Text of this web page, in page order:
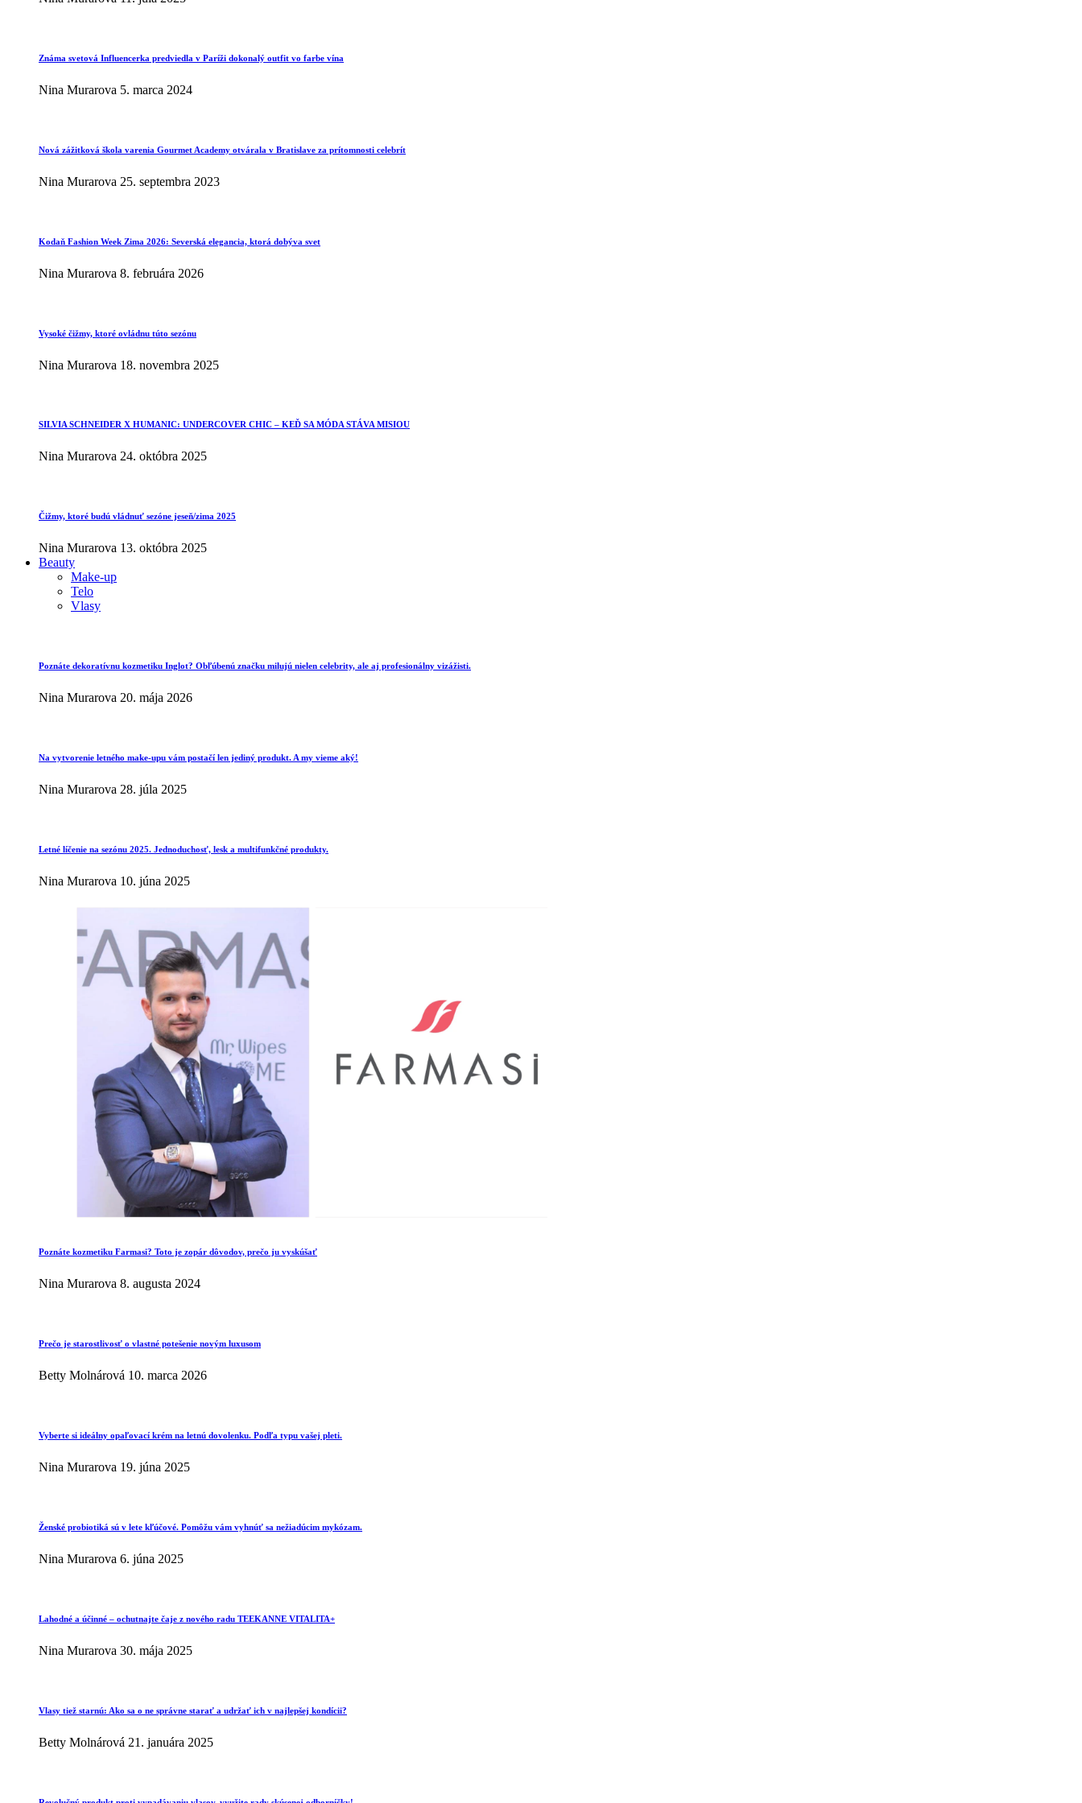
Známa svetová Influencerka predviedla v Paríži dokonalý outfit vo farbe vína
Nina Murarova 5. marca 2024
Nová zážitková škola varenia Gourmet Academy otvárala v Bratislave za prítomnosti celebrít
Nina Murarova 25. septembra 2023
Kodaň Fashion Week Zima 2026: Severská elegancia, ktorá dobýva svet
Nina Murarova 8. februára 2026
Vysoké čižmy, ktoré ovládnu túto sezónu
Nina Murarova 18. novembra 2025
SILVIA SCHNEIDER X HUMANIC: UNDERCOVER CHIC – KEĎ SA MÓDA STÁVA MISIOU
Nina Murarova 24. októbra 2025
Čižmy, ktoré budú vládnuť sezóne jeseň/zima 2025
Nina Murarova 13. októbra 2025
Beauty
Make-up
Telo
Vlasy
Poznáte dekoratívnu kozmetiku Inglot? Obľúbenú značku milujú nielen celebrity, ale aj profesionálny vizážisti.
Nina Murarova 20. mája 2026
Na vytvorenie letného make-upu vám postačí len jediný produkt. A my vieme aký!
Nina Murarova 28. júla 2025
Letné líčenie na sezónu 2025. Jednoduchosť, lesk a multifunkčné produkty.
Nina Murarova 10. júna 2025
Poznáte kozmetiku Farmasi? Toto je zopár dôvodov, prečo ju vyskúšať
Nina Murarova 8. augusta 2024
Prečo je starostlivosť o vlastné potešenie novým luxusom
Betty Molnárová 10. marca 2026
Vyberte si ideálny opaľovací krém na letnú dovolenku. Podľa typu vašej pleti.
Nina Murarova 19. júna 2025
Ženské probiotiká sú v lete kľúčové. Pomôžu vám vyhnúť sa nežiadúcim mykózam.
Nina Murarova 6. júna 2025
Lahodné a účinné – ochutnajte čaje z nového radu TEEKANNE VITALITA+
Nina Murarova 30. mája 2025
Vlasy tiež starnú: Ako sa o ne správne starať a udržať ich v najlepšej kondícii?
Betty Molnárová 21. januára 2025